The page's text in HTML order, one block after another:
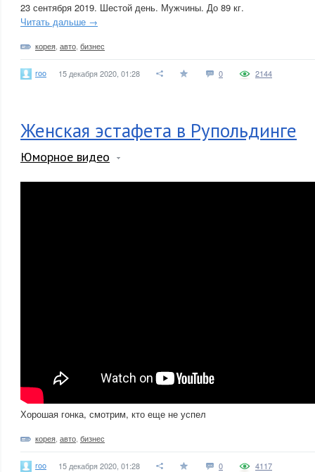
23 сентября 2019. Шестой день. Мужчины. До 89 кг.
Читать дальше →
корея авто бизнес
roo 15 декабря 2020, 01:28 0 2144
Женская эстафета в Рупольдинге
Юморное видео
Хорошая гонка, смотрим, кто еще не успел
корея авто бизнес
roo 15 декабря 2020, 01:28 0 4117